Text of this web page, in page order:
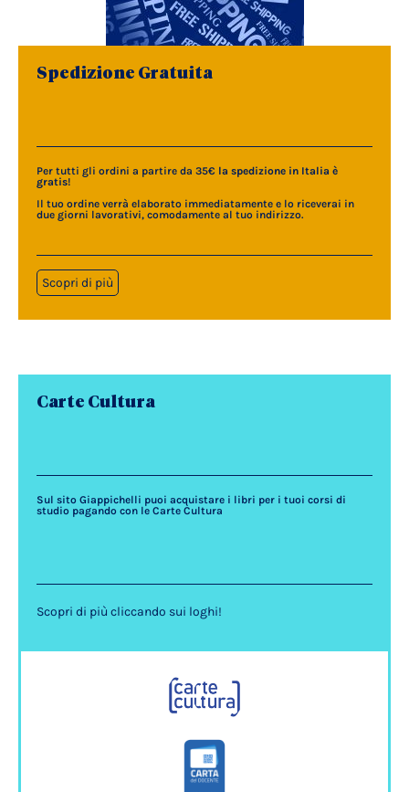
Spedizione Gratuita
Per tutti gli ordini a partire da 35€ la spedizione in Italia è
gratis!
Il tuo ordine verrà elaborato immediatamente e lo riceverai in
due giorni lavorativi, comodamente al tuo indirizzo.
Scopri di più
Carte Cultura
Sul sito Giappichelli puoi acquistare i libri per i tuoi corsi di
studio pagando con le Carte Cultura
Scopri di più cliccando sui loghi!